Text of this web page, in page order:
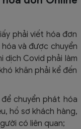
phải viết hóa đơn
và được chuyển
dịch Covid phải làm
khăn phải kể đến
chuyển phát hóa
hồ sơ khách hàng,
có liên quan;